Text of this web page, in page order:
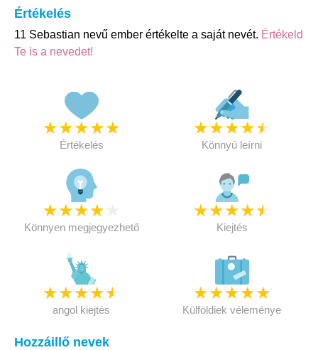
Értékelés
11 Sebastian nevű ember értékelte a saját nevét. Értékeld
Te is a nevedet!
★★★★★
Értékelés
★★★★★
Könnyű leírni
★★★★
Könnyen megjegyezhető
★★★★★
Kiejtés
★★★★★
angol kiejtés
★★★★★
Külföldiek véleménye
Hozzáillő nevek